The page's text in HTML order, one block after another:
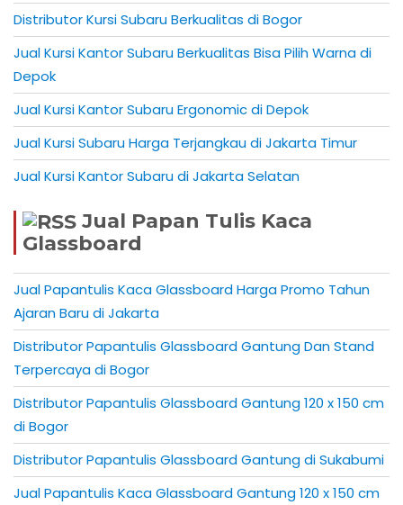
Distributor Kursi Subaru Berkualitas di Bogor
Jual Kursi Kantor Subaru Berkualitas Bisa Pilih Warna di
Depok
Jual Kursi Kantor Subaru Ergonomic di Depok
Jual Kursi Subaru Harga Terjangkau di Jakarta Timur
Jual Kursi Kantor Subaru di Jakarta Selatan
Jual Papan Tulis Kaca
Glassboard
Jual Papantulis Kaca Glassboard Harga Promo Tahun
Ajaran Baru di Jakarta
Distributor Papantulis Glassboard Gantung Dan Stand
Terpercaya di Bogor
Distributor Papantulis Glassboard Gantung 120 x 150 cm
di Bogor
Distributor Papantulis Glassboard Gantung di Sukabumi
Jual Papantulis Kaca Glassboard Gantung 120 x 150 cm